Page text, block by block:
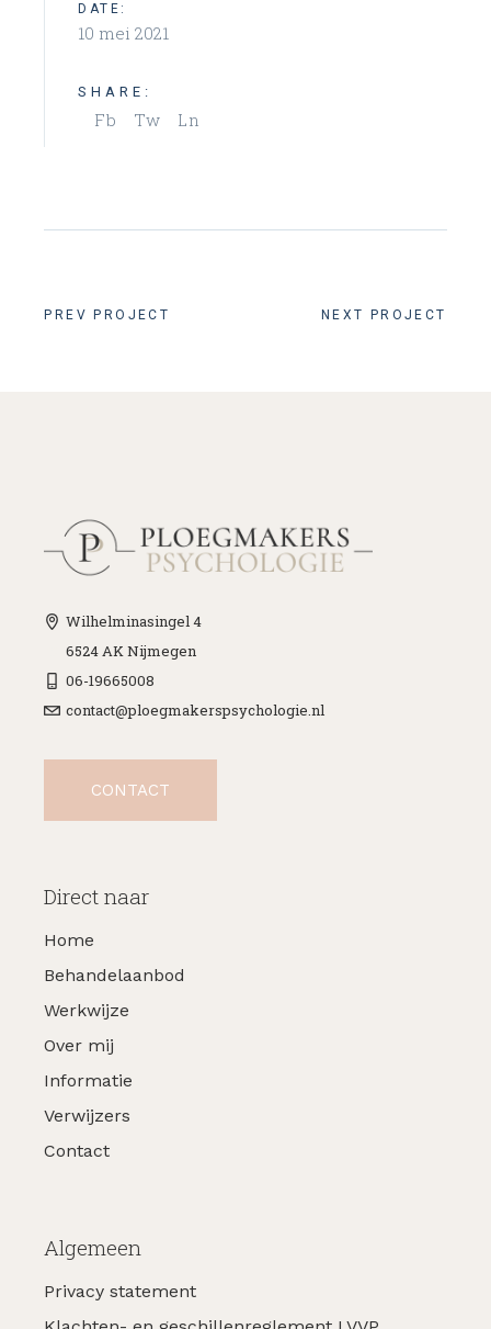
DATE:
10 mei 2021
SHARE:
Fb Tw Ln
PREV PROJECT NEXT PROJECT
Wilhelminasingel 4
6524 AK Nijmegen
06-19665008
contact@ploegmakerspsychologie.nl
CONTACT
Direct naar
Home
Behandel­­­­­­­­­aanbod
Werkwijze
Over mij
Informatie
Verwijzers
Contact
Algemeen
Privacy statement